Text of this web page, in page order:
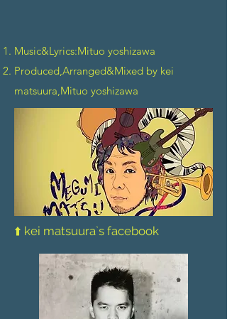
Music&Lyrics:Mituo yoshizawa
Produced,Arranged&Mixed by kei
matsuura,Mituo yoshizawa
⬆️ kei matsuura`s facebook